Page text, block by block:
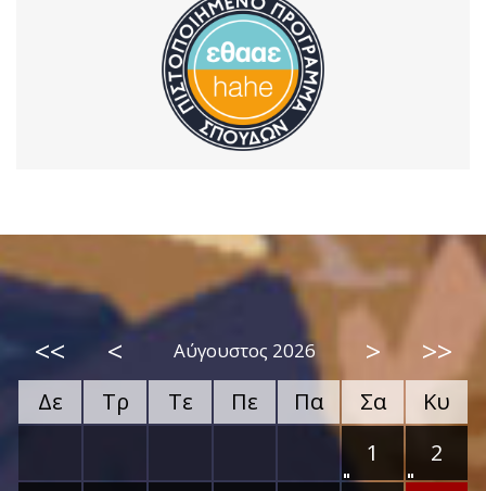
<< < Αύγουστος 2026 > >>
Δε Τρ Τε Πε Πα Σα
Κυ
1
2